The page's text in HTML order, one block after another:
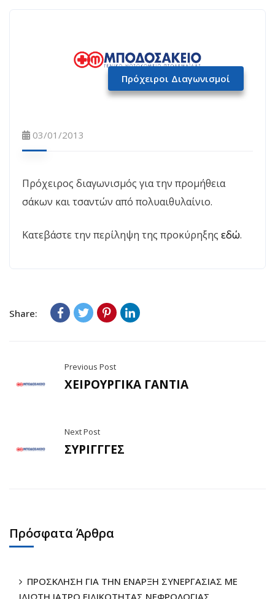
Πρόχειροι Διαγωνισμοί
03/01/2013
Πρόχειρος διαγωνισμός για την προμήθεια
σάκων και τσαντών από πολυαιθυλαίνιο.
Κατεβάστε την περίληψη της προκύρηξης εδώ.
Share:
Previous Post
ΧΕΙΡΟΥΡΓΙΚΑ ΓΑΝΤΙΑ
Next Post
ΣΥΡΙΓΓΓΕΣ
Πρόσφατα Άρθρα
ΠΡΟΣΚΛΗΣΗ ΓΙΑ ΤΗΝ ΕΝΑΡΞΗ ΣΥΝΕΡΓΑΣΙΑΣ ΜΕ